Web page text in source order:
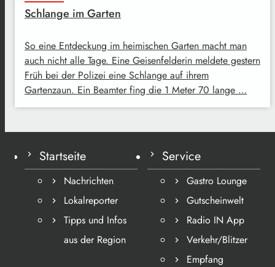
Schlange im Garten
So eine Entdeckung im heimischen Garten macht man
auch nicht alle Tage. Eine Geisenfelderin meldete gestern
Früh bei der Polizei eine Schlange auf ihrem
Gartenzaun. Ein Beamter fing die 1 Meter 70 lange …
Startseite
Nachrichten
Lokalreporter
Tipps und Infos
aus der Region
Service
Gastro Lounge
Gutscheinwelt
Radio IN App
Verkehr/Blitzer
Empfang